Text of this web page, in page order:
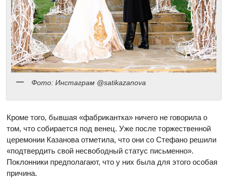
Фото: Инстаграм @satikazanova
Кроме того, бывшая «фабрикантка» ничего не говорила о
том, что собирается под венец. Уже после торжественной
церемонии Казанова отметила, что они со Стефано решили
«подтвердить свой несвободный статус письменно».
Поклонники предполагают, что у них была для этого особая
причина.